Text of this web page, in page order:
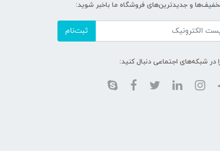
و جدیدترین‌های فروشگاه ما باخبر شوید:
ثبت‌نام
در شبکه‌های اجتماعی دنبال کنید: